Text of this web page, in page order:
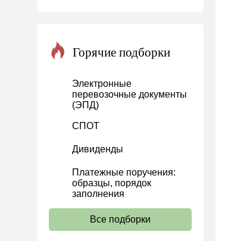
Проекты
Расчеты
Учет затрат
Учет ОС и НМА
Учет МПЗ
Основы трудового
законодательства
Прием на работу и переводы
Увольнение
Горячие подборки
Электронные
перевозочные документы
(ЭПД)
СПОТ
Дивиденды
Платежные поручения:
образцы, порядок
заполнения
Все подборки